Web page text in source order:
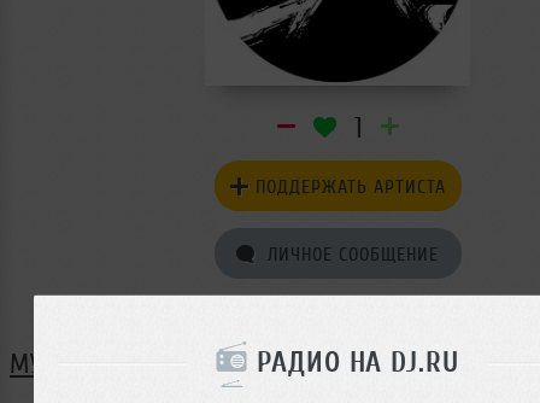
РАДИО НА DJ.RU
1
ПОДДЕРЖАТЬ АРТИСТА
ЛИЧНОЕ СООБЩЕНИЕ
МУЗЫКА OXYEN